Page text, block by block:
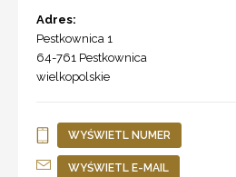
Adres:
Pestkownica 1
64-761 Pestkownica
wielkopolskie
WYŚWIETL NUMER
WYŚWIETL E-MAIL